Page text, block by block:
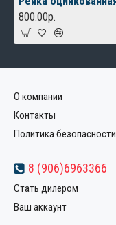
800.00р.
О компании
Контакты
Политика безопасности
8 (906)6963366
Стать дилером
Ваш аккаунт